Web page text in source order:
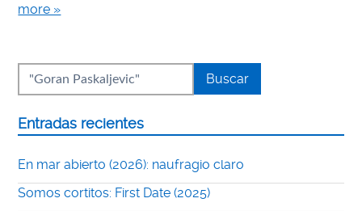
more »
Entradas recientes
En mar abierto (2026): naufragio claro
Somos cortitos: First Date (2025)